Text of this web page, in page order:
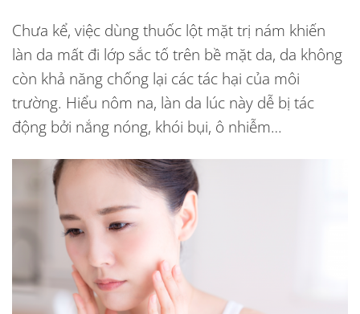
Chưa kể, việc dùngthuốc lột mặt trị nám khiến
làn da mất đi lớp sắc tố trên bề mặt da, da không
còn khả năng chống lại các tác hại của môi
trường. Hiểu nôm na, làn da lúc này dễ bị tác
động bởi nắng nóng, khói bụi, ô nhiễm…